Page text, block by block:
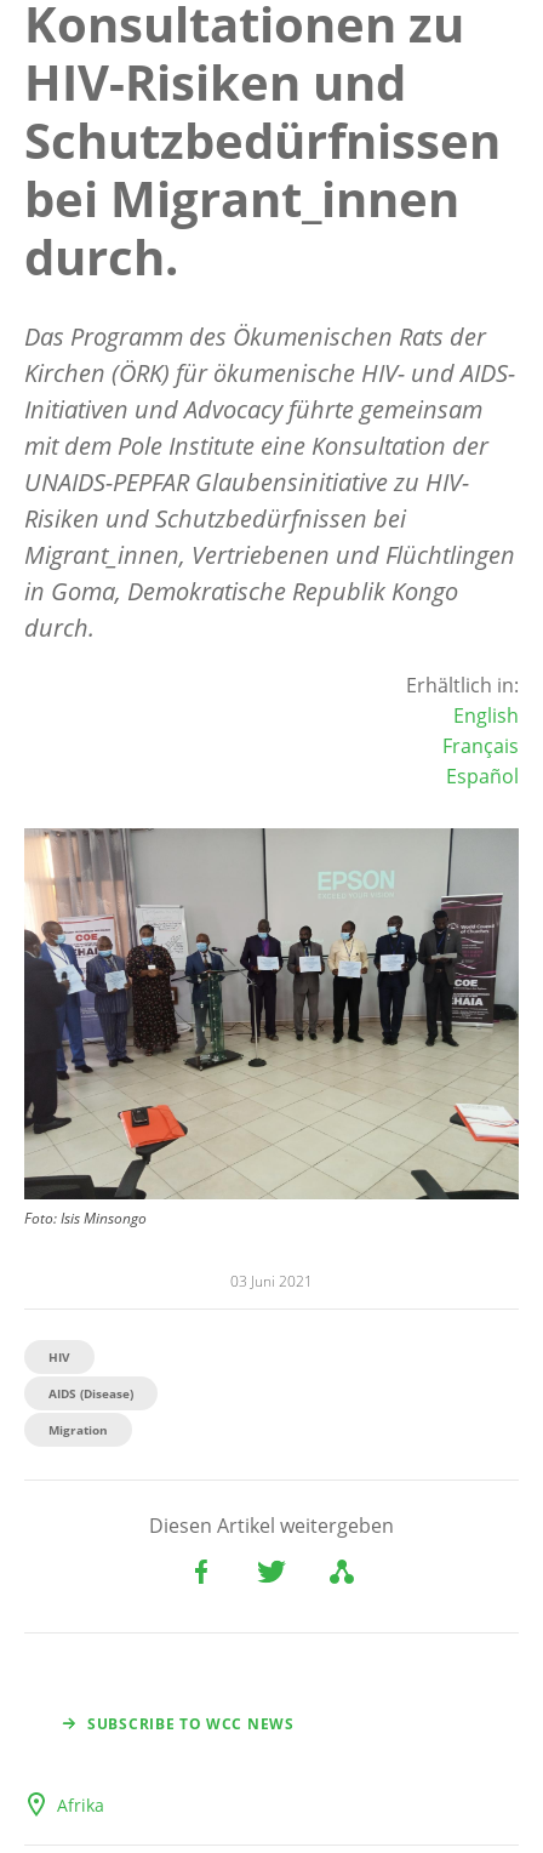
Konsultationen zu
HIV-Risiken und
Schutzbedürfnissen
bei Migrant_innen
durch.
Das Programm des Ökumenischen Rats der
Kirchen (ÖRK) für ökumenische HIV- und AIDS-
Initiativen und Advocacy führte gemeinsam
mit dem Pole Institute eine Konsultation der
UNAIDS-PEPFAR Glaubensinitiative zu HIV-
Risiken und Schutzbedürfnissen bei
Migrant_innen, Vertriebenen und Flüchtlingen
in Goma, Demokratische Republik Kongo
durch.
Erhältlich in:
English
Français
Español
Image
Foto:Isis Minsongo
03 Juni 2021
HIV
AIDS (Disease)
Migration
Diesen Artikel weitergeben
SUBSCRIBE TO WCC NEWS
Afrika